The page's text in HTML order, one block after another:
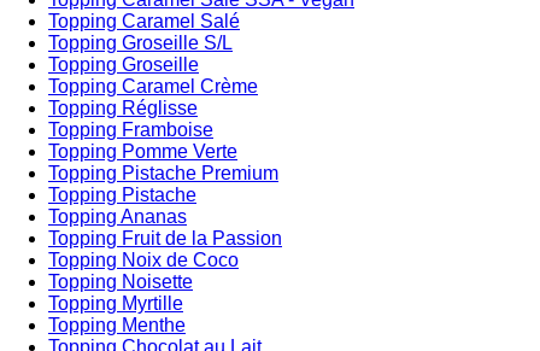
Topping Caramel Salé
Topping Groseille S/L
Topping Groseille
Topping Caramel Crème
Topping Réglisse
Topping Framboise
Topping Pomme Verte
Topping Pistache Premium
Topping Pistache
Topping Ananas
Topping Fruit de la Passion
Topping Noix de Coco
Topping Noisette
Topping Myrtille
Topping Menthe
Topping Chocolat au Lait